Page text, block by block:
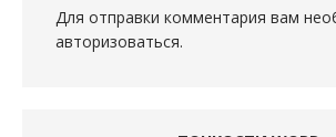
Для отправки комментария вам
авторизоваться.